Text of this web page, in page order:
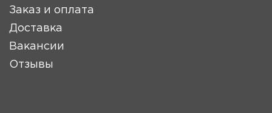
Заказ и оплата
Доставка
Вакансии
Отзывы